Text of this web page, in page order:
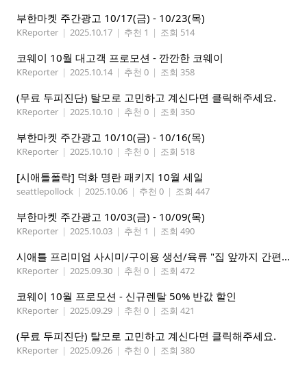
부한마켓 주간광고 10/17(금) - 10/23(목)
KReporter | 2025.10.17 | 추천 1 | 조회 514
코웨이 10월 대고객 프로모션 - 깐깐한 코웨이
KReporter | 2025.10.14 | 추천 0 | 조회 358
(무료 두피진단) 탈모로 고민하고 계신다면 클릭해주세요.
KReporter | 2025.10.10 | 추천 0 | 조회 350
부한마켓 주간광고 10/10(금) - 10/16(목)
KReporter | 2025.10.10 | 추천 0 | 조회 518
[시애틀폴락] 덕화 명란 패키지 10월 세일
seattlepollock | 2025.10.06 | 추천 0 | 조회 447
부한마켓 주간광고 10/03(금) - 10/09(목)
KReporter | 2025.10.03 | 추천 1 | 조회 490
시애틀 프리미엄 사시미/구이용 생선/육류 "집 앞까지 간편하게" – 영오션샵닷컴
KReporter | 2025.09.30 | 추천 0 | 조회 472
코웨이 10월 프로모션 - 신규렌탈 50% 반값 할인
KReporter | 2025.09.29 | 추천 0 | 조회 421
(무료 두피진단) 탈모로 고민하고 계신다면 클릭해주세요.
KReporter | 2025.09.26 | 추천 0 | 조회 380